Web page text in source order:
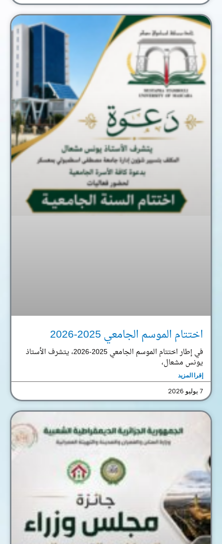
اختتام الموسم الجامعي 2025-2026
في إطار اختتام الموسم الجامعي 2025-2026، يتشرف الأستاذ
يونس مشعال،
إقرا المزيد
7 يوليو 2026